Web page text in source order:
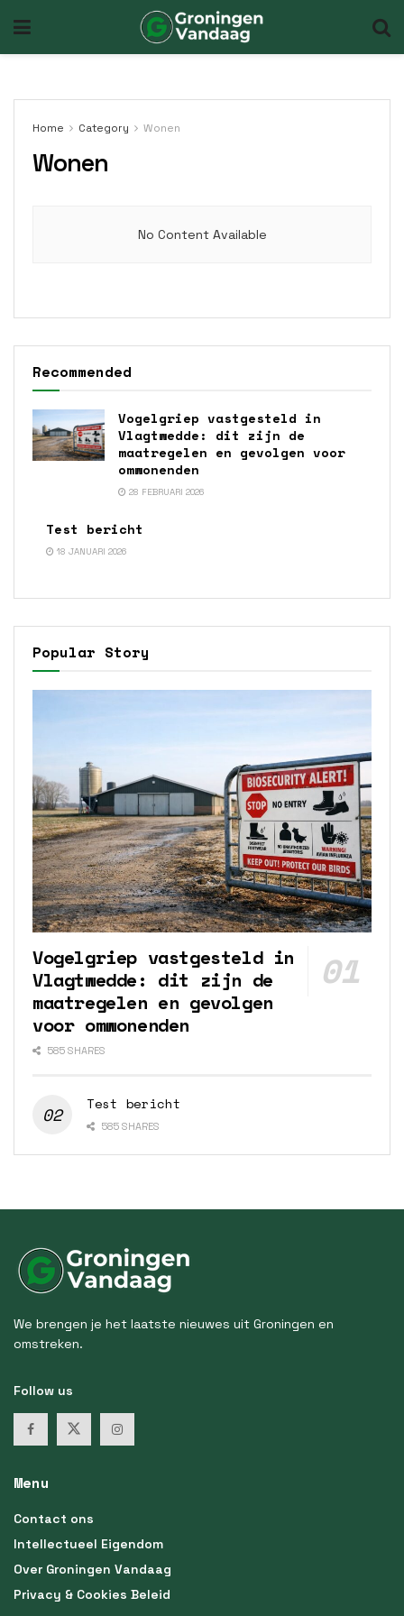
Home Category Wonen
Wonen
No Content Available
Recommended
Vogelgriep vastgesteld in
Vlagtwedde: dit zijn de
maatregelen en gevolgen voor
omwonenden
28 FEBRUARI 2026
Test bericht
18 JANUARI 2026
Popular Story
Vogelgriep vastgesteld in
Vlagtwedde: dit zijn de
maatregelen en gevolgen
voor omwonenden
585 SHARES
Test bericht
585 SHARES
We brengen je het laatste nieuwes uit Groningen en
omstreken.
Follow us
Menu
Contact ons
Intellectueel Eigendom
Over Groningen Vandaag
Privacy & Cookies Beleid